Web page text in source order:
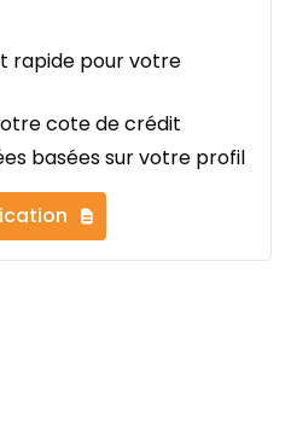
rapide pour votre
cote de crédit
basées sur votre profil